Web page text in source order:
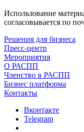
Использование
согласовывается по
Решения для бизнеса
Пресс-центр
Мероприятия
О РАСПП
Членство в РАСПП
Бизнес платформа
Контакты
Вконтакте
Telegram